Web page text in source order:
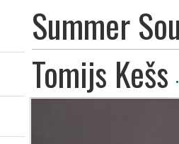
Summer
Tomijs Kešs